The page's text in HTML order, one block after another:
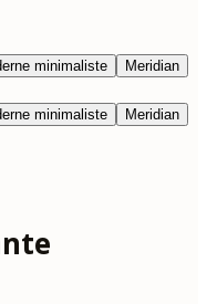
minimaliste
Meridian
minimaliste
Meridian